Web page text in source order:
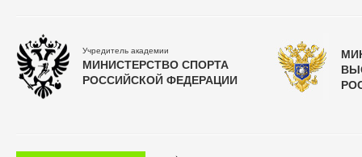
Учредитель академии
МИНИСТЕРСТВО СПОРТА
РОССИЙСКОЙ ФЕДЕРАЦИИ